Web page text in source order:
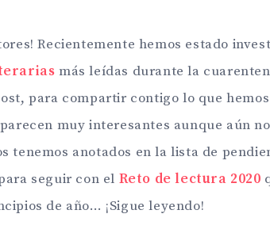
Recientemente hemos estado
más leídas durante la
para compartir contigo lo que
muy interesantes aunque aún
tenemos anotados en la lista de
seguir con el Reto de lectura 2020
de año… ¡Sigue leyendo!